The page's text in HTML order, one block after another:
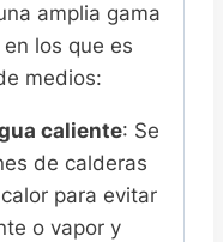
amplia gama
los que es
medios:
caliente: Se
de calderas
para evitar
o vapor y